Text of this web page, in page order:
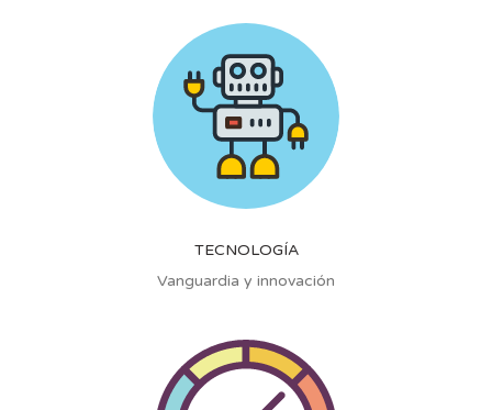
TECNOLOGÍA
Vanguardia y innovación